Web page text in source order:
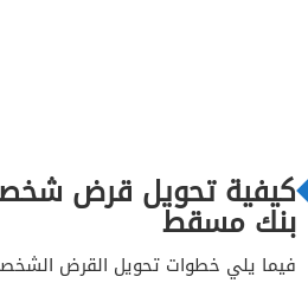
كيفية تحويل قرض
بنك مسقط
فيما يلي خطوات تحويل القرض